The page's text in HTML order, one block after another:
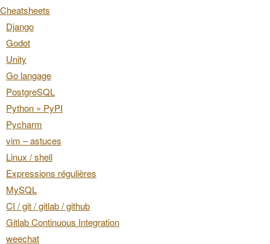
Cheatsheets
Django
Godot
Unity
Go langage
PostgreSQL
Python » PyPI
Pycharm
vim – astuces
Linux / shell
Expressions régulières
MySQL
CI / git / gitlab / github
Gitlab Continuous Integration
weechat